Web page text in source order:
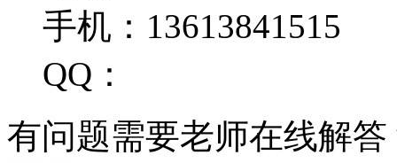
手机：13613841515
QQ：
有问题需要老师在线解答